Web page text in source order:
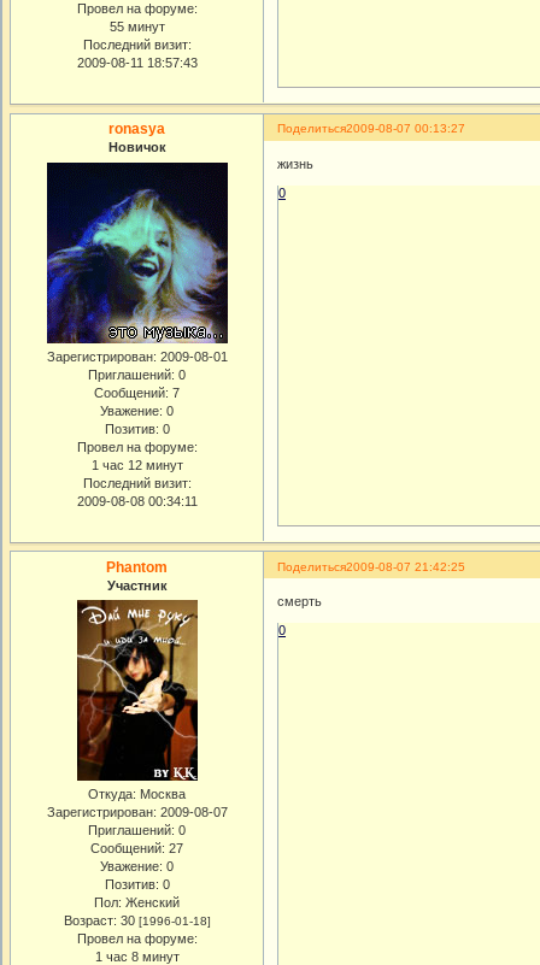
Провел на форуме:
55 минут
Последний визит:
2009-08-11 18:57:43
Поделиться2009-08-07 00:13:27
ronasya
Новичок
Зарегистрирован: 2009-08-01
Приглашений: 0
Сообщений: 7
Уважение: 0
Позитив: 0
Провел на форуме:
1 час 12 минут
Последний визит:
2009-08-08 00:34:11
жизнь
0
Поделиться2009-08-07 21:42:25
Phantom
Участник
Откуда: Москва
Зарегистрирован: 2009-08-07
Приглашений: 0
Сообщений: 27
Уважение: 0
Позитив: 0
Пол: Женский
Возраст: 30 [1996-01-18]
Провел на форуме:
1 час 8 минут
смерть
0